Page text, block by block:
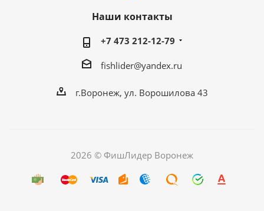
Наши контакты
+7 473 212-12-79
fishlider@yandex.ru
г.Воронеж, ул. Ворошилова 43
2026 © ФишЛидер Воронеж